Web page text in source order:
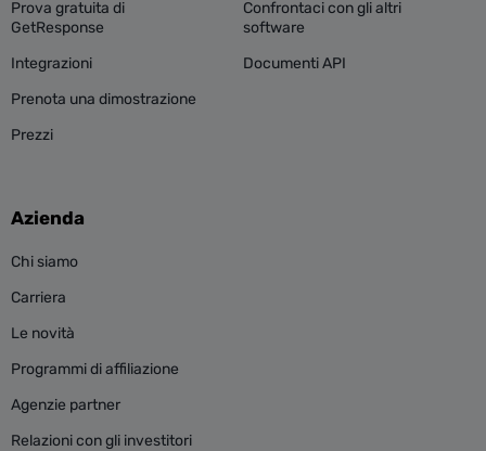
Prova gratuita di
GetResponse
Integrazioni
Prenota una dimostrazione
Prezzi
Confrontaci con gli altri
software
Documenti API
Azienda
Chi siamo
Carriera
Le novità
Programmi di affiliazione
Agenzie partner
Relazioni con gli investitori